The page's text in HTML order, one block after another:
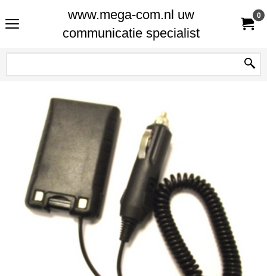
www.mega-com.nl uw
communicatie specialist
0